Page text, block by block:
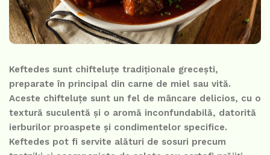
Keftedes sunt chifteluțe tradiționale grecești,
preparate în principal din carne de miel sau vită.
Aceste chifteluțe sunt un fel de mâncare delicios, cu o
textură suculentă și o aromă inconfundabilă, datorită
ierburilor proaspete și condimentelor specifice.
Keftedes pot fi servite alături de sosuri precum